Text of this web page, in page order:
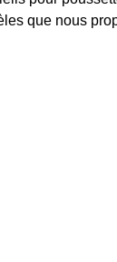
que nous